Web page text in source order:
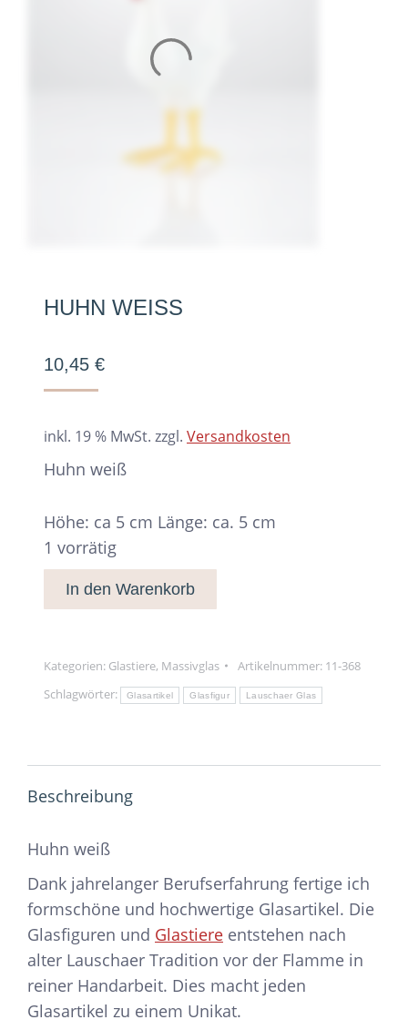
HUHN WEISS
10,45 €
inkl. 19 % MwSt. zzgl. Versandkosten
Huhn weiß
Höhe: ca 5 cm Länge: ca. 5 cm
1 vorrätig
In den Warenkorb
Kategorien: Glastiere, Massivglas Artikelnummer: 11-368
Schlagwörter:
Glasartikel Glasfigur Lauschaer Glas
Beschreibung
Huhn weiß
Dank jahrelanger Berufserfahrung fertige ich
formschöne und hochwertige Glasartikel. Die
Glasfiguren und Glastiere entstehen nach
alter Lauschaer Tradition vor der Flamme in
reiner Handarbeit. Dies macht jeden
Glasartikel zu einem Unikat.